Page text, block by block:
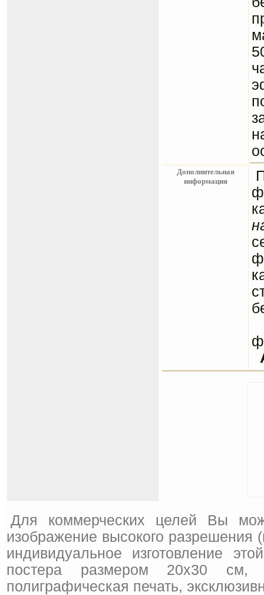
Дополнительная
информация
Для коммерческих целей Вы
изображение высокого
индивидуальное изготовление
постера размером 20x30 см,
полиграфическая печать,